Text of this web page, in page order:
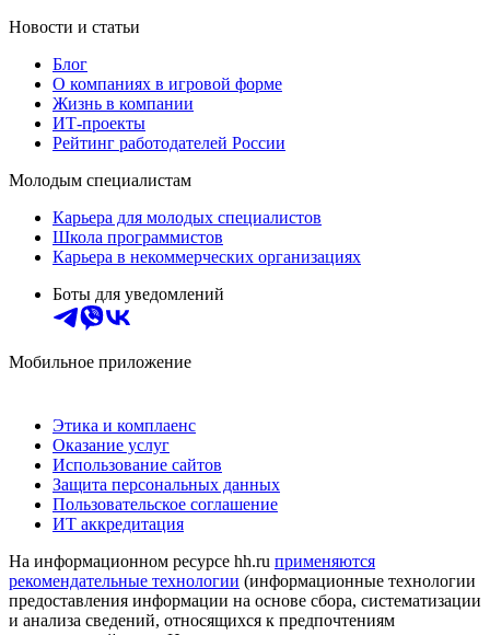
Новости и статьи
Блог
О компаниях в игровой форме
Жизнь в компании
ИТ-проекты
Рейтинг работодателей России
Молодым специалистам
Карьера для молодых специалистов
Школа программистов
Карьера в некоммерческих организациях
Боты для уведомлений
Мобильное приложение
Этика и комплаенс
Оказание услуг
Использование сайтов
Защита персональных данных
Пользовательское соглашение
ИТ аккредитация
На информационном ресурсе hh.ru применяются
рекомендательные технологии (информационные технологии
предоставления информации на основе сбора, систематизации
и анализа сведений, относящихся к предпочтениям